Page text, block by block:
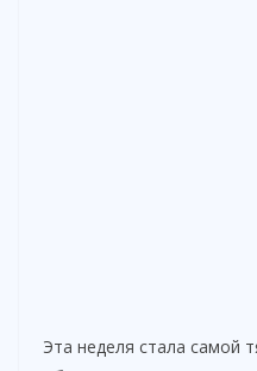
Эта неделя стала самой